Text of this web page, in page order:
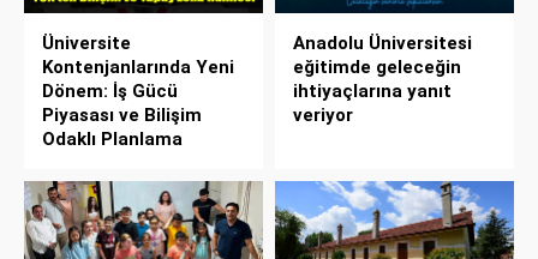
Üniversite
Kontenjanlarında Yeni
Dönem: İş Gücü
Piyasası ve Bilişim
Odaklı Planlama
Anadolu Üniversitesi
eğitimde geleceğin
ihtiyaçlarına yanıt
veriyor